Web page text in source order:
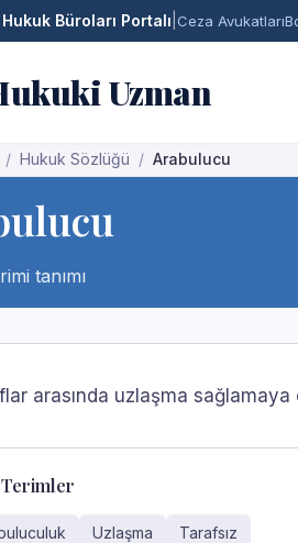
Büroları Portalı Ceza Avukatları
Uzman
Hukuk Sözlüğü Arabulucu
tanımı
arasında uzlaşma sağlamaya
Uzlaşma Tarafsız